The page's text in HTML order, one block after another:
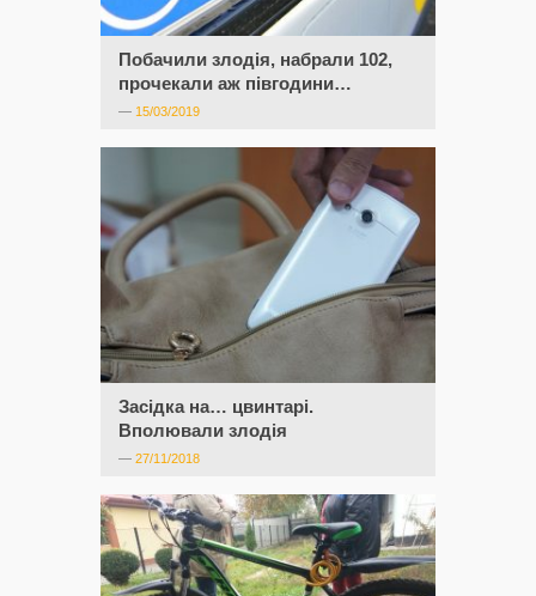
Побачили злодія, набрали 102,
прочекали аж півгодини…
— 15/03/2019
Засідка на… цвинтарі.
Вполювали злодія
— 27/11/2018